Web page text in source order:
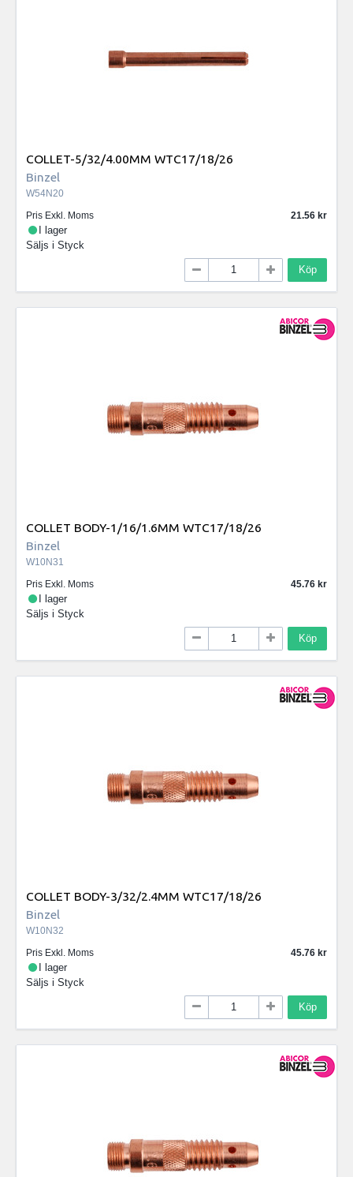
COLLET-5/32/4.00MM WTC17/18/26
Binzel
W54N20
Pris Exkl. Moms
21.56
I lager
Säljs i Styck
Köp
COLLET BODY-1/16/1.6MM WTC17/18/26
Binzel
W10N31
Pris Exkl. Moms
45.76
I lager
Säljs i Styck
Köp
COLLET BODY-3/32/2.4MM WTC17/18/26
Binzel
W10N32
Pris Exkl. Moms
45.76
I lager
Säljs i Styck
Köp